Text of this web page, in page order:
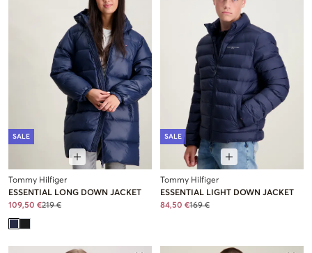
SALE
Tommy Hilfiger
ESSENTIAL LONG DOWN JACKET
109,50 €219 €
SALE
Tommy Hilfiger
ESSENTIAL LIGHT DOWN JACKET
84,50 €169 €